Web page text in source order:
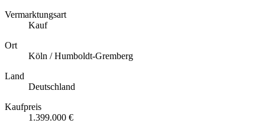
Vermarktungsart
Kauf
Ort
Köln / Humboldt-Gremberg
Land
Deutschland
Kaufpreis
1.399.000 €